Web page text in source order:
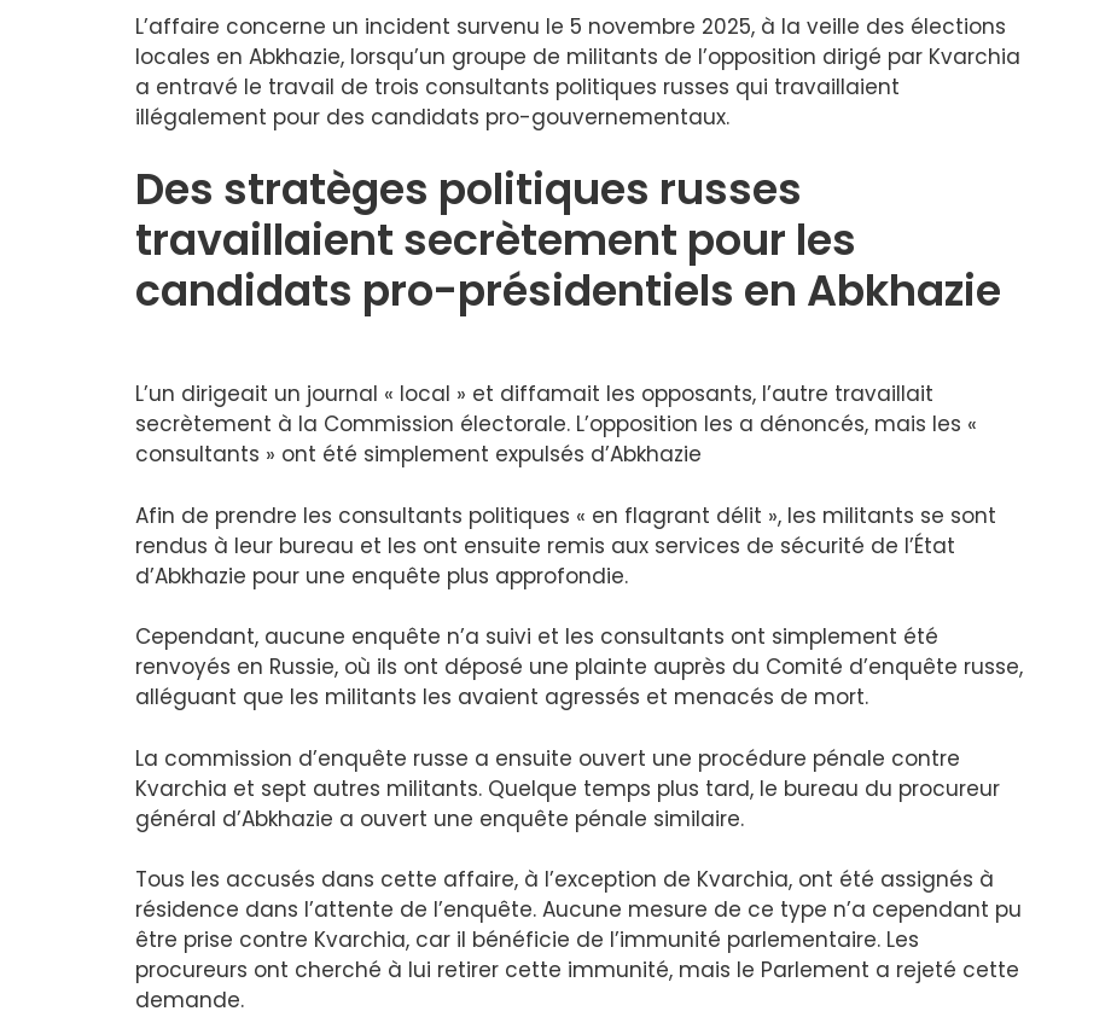
L’affaire concerne un incident survenu le 5 novembre 2025, à la veille des élections
locales en Abkhazie, lorsqu’un groupe de militants de l’opposition dirigé par Kvarchia
a entravé le travail de trois consultants politiques russes qui travaillaient
illégalement pour des candidats pro-gouvernementaux.
Des stratèges politiques russes
travaillaient secrètement pour les
candidats pro-présidentiels en Abkhazie
L’un dirigeait un journal « local » et diffamait les opposants, l’autre travaillait
secrètement à la Commission électorale. L’opposition les a dénoncés, mais les «
consultants » ont été simplement expulsés d’Abkhazie
Afin de prendre les consultants politiques « en flagrant délit », les militants se sont
rendus à leur bureau et les ont ensuite remis aux services de sécurité de l’État
d’Abkhazie pour une enquête plus approfondie.
Cependant, aucune enquête n’a suivi et les consultants ont simplement été
renvoyés en Russie, où ils ont déposé une plainte auprès du Comité d’enquête russe,
alléguant que les militants les avaient agressés et menacés de mort.
La commission d’enquête russe a ensuite ouvert une procédure pénale contre
Kvarchia et sept autres militants. Quelque temps plus tard, le bureau du procureur
général d’Abkhazie a ouvert une enquête pénale similaire.
Tous les accusés dans cette affaire, à l’exception de Kvarchia, ont été assignés à
résidence dans l’attente de l’enquête. Aucune mesure de ce type n’a cependant pu
être prise contre Kvarchia, car il bénéficie de l’immunité parlementaire. Les
procureurs ont cherché à lui retirer cette immunité, mais le Parlement a rejeté cette
demande.